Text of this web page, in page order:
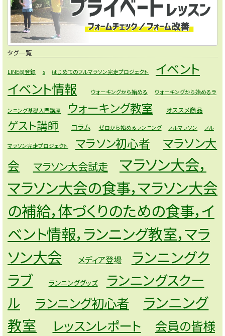
タグ一覧
LINE@登録 s はじめてのフルマラソン完走プロジェクト
イベント
イベント情報
ウォーキングから始める ウォーキングから始めるラ
ンニング基礎入門講座 ウォーキング教室 オススメ商品
ゲスト講師 コラム ゼロから始めるランニング フルマラソン フル
マラソン完走プロジェクト マラソン初心者
マラソン大
会
マラソン大会試走
マラソン大会，
マラソン大会の食事，マラソン大会
の補給，体づくりのための食事，イ
ベント情報，ランニング教室，マラ
ソン大会
メディア登場
ランニングク
ラブ
ランニンググッズ
ランニングスクー
ル
ランニング初心者
ランニング
教室
レッスンレポート
会員の皆様